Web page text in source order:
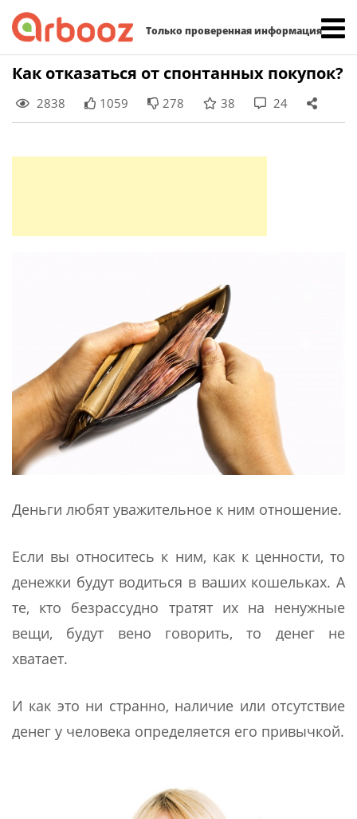
Только проверенная информация
Skip
content
Как отказаться от спонтанных покупок?
2838 1059 278 38 24
Деньги любят уважительное к ним отношение.
Если вы относитесь к ним, как к ценности, то
денежки будут водиться в ваших кошельках. А
те, кто безрассудно тратят их на ненужные
вещи, будут вено говорить, то денег не
хватает.
И как это ни странно, наличие или отсутствие
денег у человека определяется его привычкой.
Найти: